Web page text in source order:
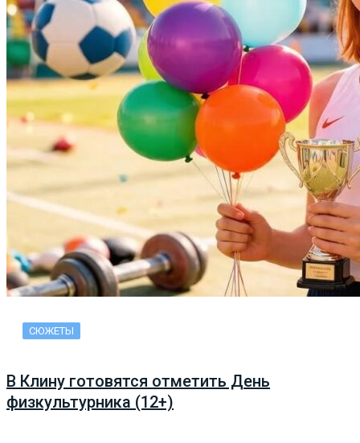
СЮЖЕТЫ
В Клину готовятся отметить День
физкультурника (12+)